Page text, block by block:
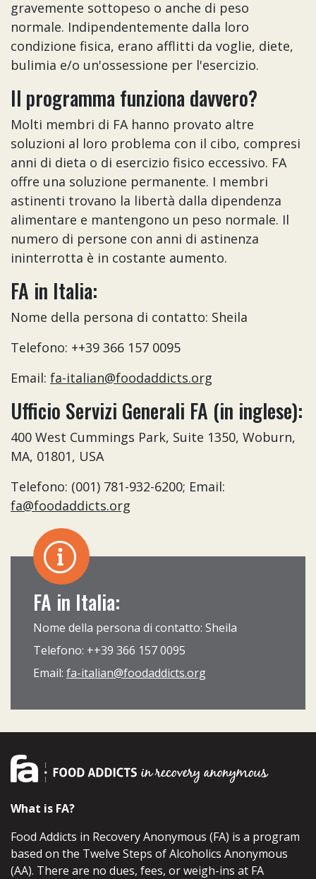
gravemente sottopeso o anche di peso
normale. Indipendentemente dalla loro
condizione fisica, erano afflitti da voglie, diete,
bulimia e/o un'ossessione per l'esercizio.
Il programma funziona davvero?
Molti membri di FA hanno provato altre
soluzioni al loro problema con il cibo, compresi
anni di dieta o di esercizio fisico eccessivo. FA
offre una soluzione permanente. I membri
astinenti trovano la libertà dalla dipendenza
alimentare e mantengono un peso normale. Il
numero di persone con anni di astinenza
ininterrotta è in costante aumento.
FA in Italia:
Nome della persona di contatto: Sheila
Telefono: ++39 366 157 0095
Email: fa-italian@foodaddicts.org
Ufficio Servizi Generali FA (in inglese):
400 West Cummings Park, Suite 1350, Woburn,
MA, 01801, USA
Telefono: (001) 781-932-6200; Email:
fa@foodaddicts.org
FA in Italia:
Nome della persona di contatto: Sheila
Telefono: ++39 366 157 0095
Email: fa-italian@foodaddicts.org
What is FA?
Food Addicts in Recovery Anonymous (FA) is a program
based on the Twelve Steps of Alcoholics Anonymous
(AA). There are no dues, fees, or weigh-ins at FA